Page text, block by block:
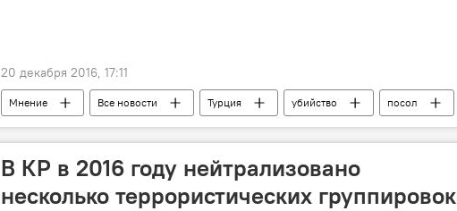
20 декабря 2016, 17:11
Мнение Все новости Турция убийство посол
В КР в 2016 году нейтрализовано
несколько террористических группировок